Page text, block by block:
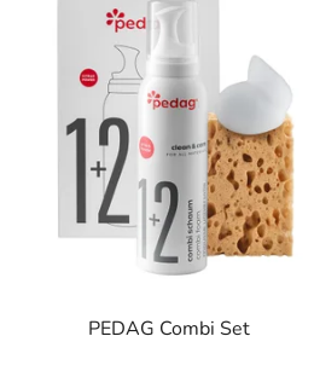
PEDAG Combi Set